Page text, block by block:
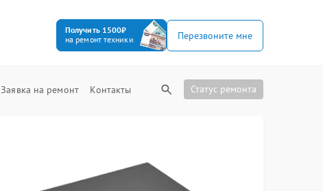
Получить 1500₽
на ремонт техники
Перезвоните мне
Заявка на ремонт Контакты Статус ремонта